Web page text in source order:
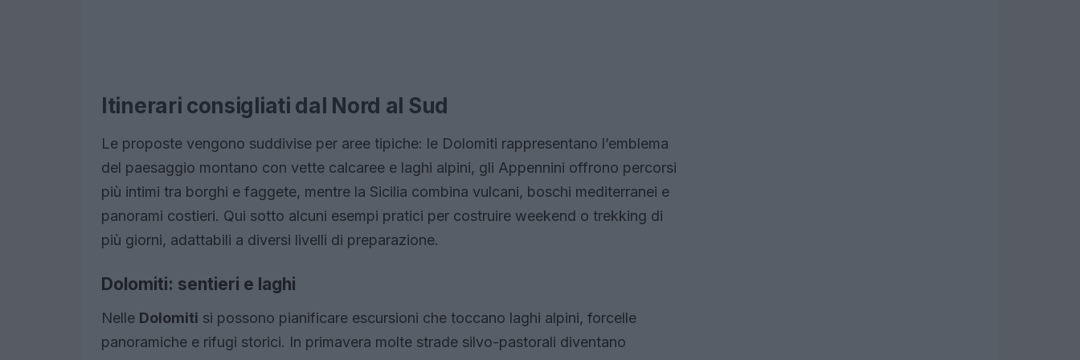
Itinerari consigliati dal Nord al Sud
Le proposte vengono suddivise per aree tipiche: le Dolomiti rappresentano l’emblema
del paesaggio montano con vette calcaree e laghi alpini, gli Appennini offrono percorsi
più intimi tra borghi e faggete, mentre la Sicilia combina vulcani, boschi mediterranei e
panorami costieri. Qui sotto alcuni esempi pratici per costruire weekend o trekking di
più giorni, adattabili a diversi livelli di preparazione.
Dolomiti: sentieri e laghi
Nelle Dolomiti si possono pianificare escursioni che toccano laghi alpini, forcelle
panoramiche e rifugi storici. In primavera molte strade silvo-pastorali diventano